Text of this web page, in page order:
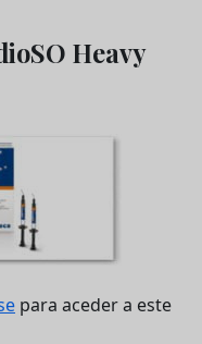
Heavy
para aceder a este